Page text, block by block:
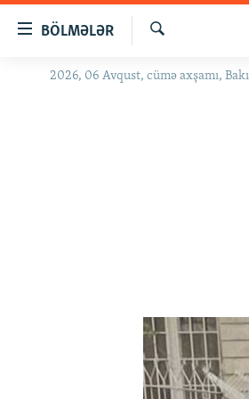
BÖLMƏLƏR
GÜNDƏM
Axtar
2026, 06 Avqust, cümə axşamı,